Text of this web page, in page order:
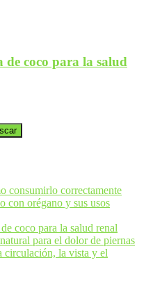
de coco para la salud
consumirlo correctamente
con orégano y sus usos
coco para la salud renal
para el dolor de piernas
circulación, la vista y el